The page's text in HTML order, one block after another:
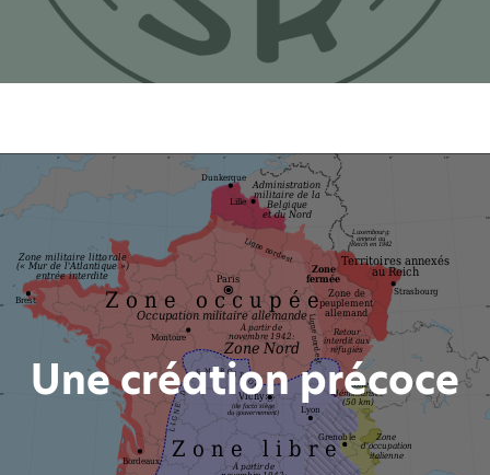
Une création précoce